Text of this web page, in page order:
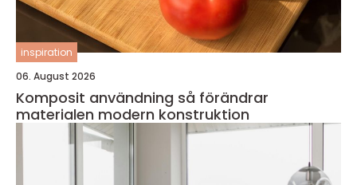
inspiration
06. August 2026
Komposit användning så förändrar
materialen modern konstruktion